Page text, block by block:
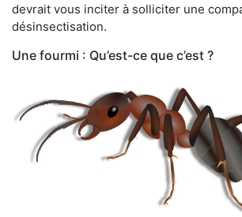
devrait vous inciter à solliciter une
désinsectisation.
Une fourmi : Qu’est-ce que c’est ?